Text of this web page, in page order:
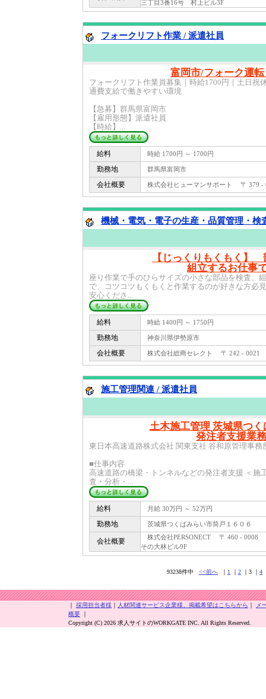
三丁目3番16号 村上ビル3F
フォークリフト作業 / 派遣社員
富岡市/フォーク運
フォークリフト作業員募集｜時給1700円｜土日祝
通費支給で働きやすい環境
【急募】群馬県富岡市
【雇用形態】派遣社員
【時給】...
給料 時給 1700円 ～ 1700円
勤務地 群馬県富岡市
会社概要 株式会社ヒューマンサポート 〒 379 -
機械・電気・電子の生産・品質管理・検
【じっくりもくもく】
組立するお仕事
座り作業で手のひらサイズの小さな部品を検査、
で、コツコツもくもくと作業するのが好きな方必
安心くださ...
給料 時給 1400円 ～ 1750円
勤務地 神奈川県伊勢原市
会社概要 株式会社総商セレクト 〒 242 - 0021
施工管理関連 / 派遣社員
土木施工管理 茨城県つ
発注者支援業
東日本高速道路株式会社 関東支社 谷和原管理事務
■仕事内容
高速道路の橋梁・トンネルなどの発注者支援 ＜施
査・分析・...
給料 月給 30万円 ～ 52万円
勤務地 茨城県つくばみらい市筒戸１６０６
会社概要
株式会社PERSONECT 〒 460 - 0008
その大林ビル9F
93238件中 <<前へ ｜ 1 ｜ 2 ｜3 ｜ 4
｜ 採用担当者様 ｜ 人材関連サービス企業様、掲載希望はこちらから ｜
メ
概要 ｜
Copyright (C) 2026 求人サイトのWORKGATE INC. All Rights Reserved.